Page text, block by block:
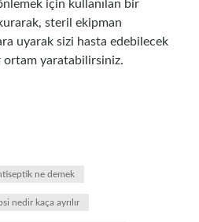
için kullanılan bir
steril ekipman
uyarak sizi hasta edebilecek
ortam yaratabilirsiniz.
ne demek
nedir kaça ayrılır